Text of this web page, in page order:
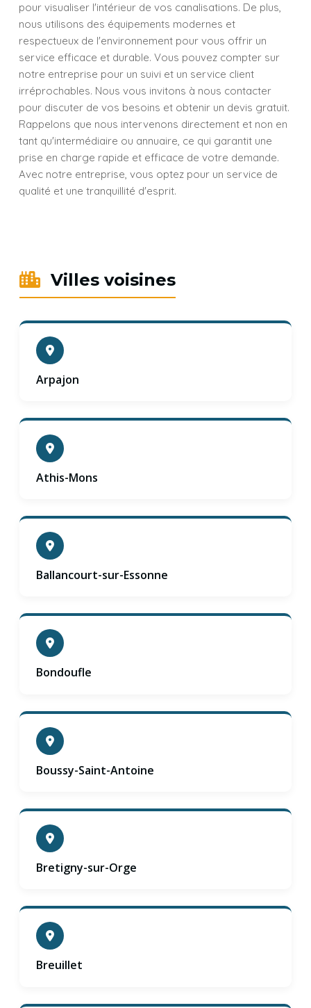
pour visualiser l'intérieur de vos canalisations. De plus,
nous utilisons des équipements modernes et
respectueux de l'environnement pour vous offrir un
service efficace et durable. Vous pouvez compter sur
notre entreprise pour un suivi et un service client
irréprochables. Nous vous invitons à nous contacter
pour discuter de vos besoins et obtenir un devis gratuit.
Rappelons que nous intervenons directement et non en
tant qu'intermédiaire ou annuaire, ce qui garantit une
prise en charge rapide et efficace de votre demande.
Avec notre entreprise, vous optez pour un service de
qualité et une tranquillité d'esprit.
Villes voisines
Arpajon
Athis-Mons
Ballancourt-sur-Essonne
Bondoufle
Boussy-Saint-Antoine
Bretigny-sur-Orge
Breuillet